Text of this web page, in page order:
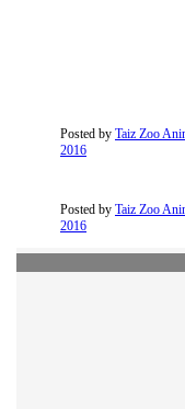
Posted by Taiz Zoo
2016
Posted by Taiz Zoo
2016